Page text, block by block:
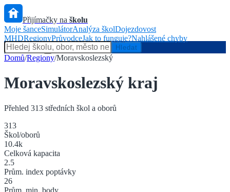
Přijímačky na školu
Moje šanceSimulátorAnalýza školDojezdovost
MHDRegionyPrůvodceJak to funguje?Nahlášené chyby
Hlídač státu
Hledat
Domů/Regiony/Moravskoslezský
Moravskoslezský kraj
Přehled 313 středních škol a oborů
313
Škol/oborů
10.4k
Celková kapacita
2.5
Prům. index poptávky
26
Prům. min. body